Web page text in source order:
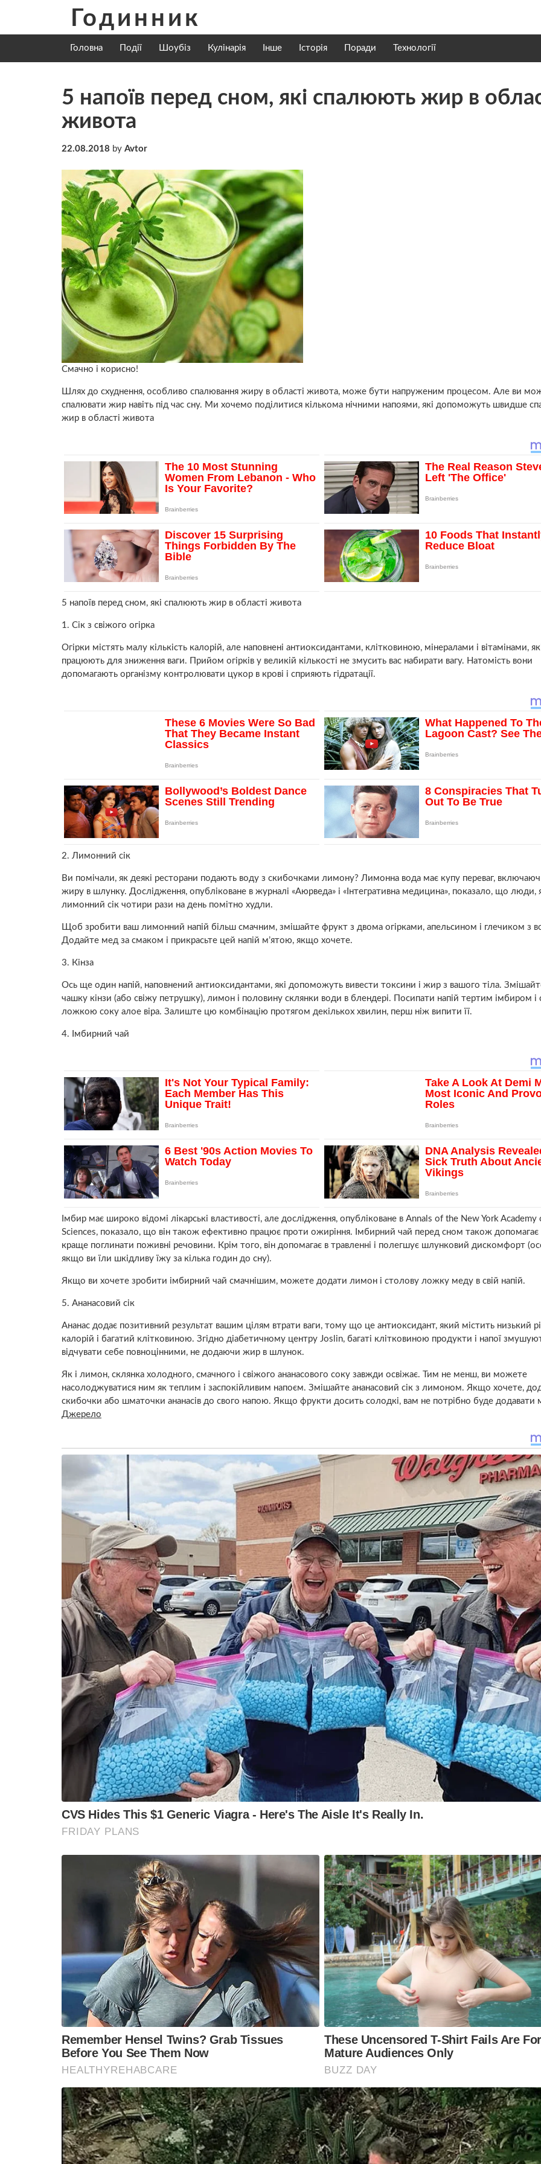
content
Годинник
Головна Події Шоубіз Кулінарія Інше Історія Поради Технології
5 напоїв перед сном, які спалюють жир в
живота
22.08.2018 by Avtor
Смачно і корисно!
Шлях до схуднення, особливо спалювання жиру в області живота, може бути напруженим процесом. Але ви
спалювати жир навіть під час сну. Ми хочемо поділитися кількома нічними напоями, які допоможуть швидше
жир в області живота
5 напоїв перед сном, які спалюють жир в області живота
1. Сік з свіжого огірка
Огірки містять малу кількість калорій, але наповнені антиоксидантами, клітковиною, мінералами і вітамінами,
працюють для зниження ваги. Прийом огірків у великій кількості не змусить вас набирати вагу. Натомість вони
допомагають організму контролювати цукор в крові і сприяють гідратації.
2. Лимонний сік
Ви помічали, як деякі ресторани подають воду з скибочками лимону? Лимонна вода має купу переваг,
жиру в шлунку. Дослідження, опубліковане в журналі «Аюрведа» і «Інтегративна медицина», показало, що люди,
лимонний сік чотири рази на день помітно худли.
Щоб зробити ваш лимонний напій більш смачним, змішайте фрукт з двома огірками, апельсином і глечиком з
Додайте мед за смаком і прикрасьте цей напій м’ятою, якщо хочете.
3. Кінза
Ось ще один напій, наповнений антиоксидантами, які допоможуть вивести токсини і жир з вашого тіла.
чашку кінзи (або свіжу петрушку), лимон і половину склянки води в блендері. Посипати напій тертим імбиром
ложкою соку алое віра. Залиште цю комбінацію протягом декількох хвилин, перш ніж випити її.
4. Імбирний чай
Імбир має широко відомі лікарські властивості, але дослідження, опубліковане в Annals of the New York Academy
Sciences, показало, що він також ефективно працює проти ожиріння. Імбирний чай перед сном також допомагає
краще поглинати поживні речовини. Крім того, він допомагає в травленні і полегшує шлунковий дискомфорт
якщо ви їли шкідливу їжу за кілька годин до сну).
Якщо ви хочете зробити імбирний чай смачнішим, можете додати лимон і столову ложку меду в свій напій.
5. Ананасовий сік
Ананас додає позитивний результат вашим цілям втрати ваги, тому що це антиоксидант, який містить низький
калорій і багатий клітковиною. Згідно діабетичному центру Joslin, багаті клітковиною продукти і напої
відчувати себе повноцінними, не додаючи жир в шлунок.
Як і лимон, склянка холодного, смачного і свіжого ананасового соку завжди освіжає. Тим не менш, ви можете
насолоджуватися ним як теплим і заспокійливим напоєм. Змішайте ананасовий сік з лимоном. Якщо хочете,
скибочки або шматочки ананасів до свого напою. Якщо фрукти досить солодкі, вам не потрібно буде додавати
Джерело